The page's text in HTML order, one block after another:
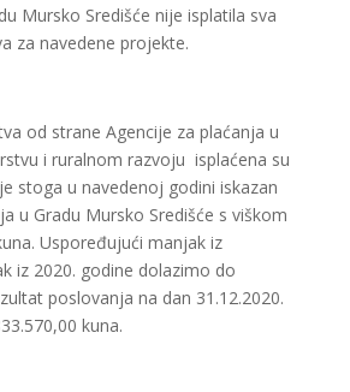
Mursko Središće nije isplatila sva
za navedene projekte.
od strane Agencije za plaćanja u
i ruralnom razvoju isplaćena su
stoga u navedenoj godini iskazan
u Gradu Mursko Središće s viškom
Uspoređujući manjak iz
iz 2020. godine dolazimo do
poslovanja na dan 31.12.2020.
kuna.